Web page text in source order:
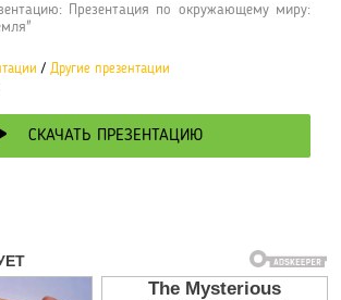
Презентация по окружающему миру:
/ Другие презентации
СКАЧАТЬ ПРЕЗЕНТАЦИЮ